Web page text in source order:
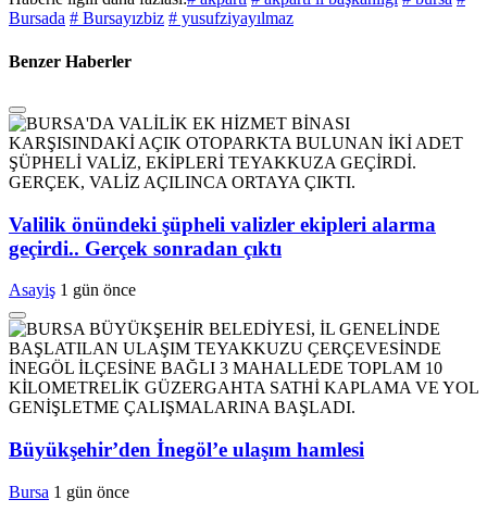
Bursada # Bursayızbiz # yusufziyayılmaz
Benzer Haberler
Valilik önündeki şüpheli valizler ekipleri alarma
geçirdi.. Gerçek sonradan çıktı
Asayiş 1 gün önce
Büyükşehir’den İnegöl’e ulaşım hamlesi
Bursa 1 gün önce